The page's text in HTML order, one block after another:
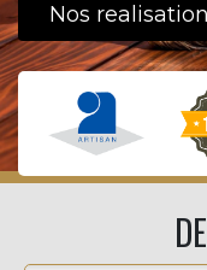
Nos